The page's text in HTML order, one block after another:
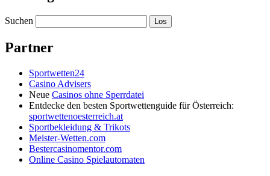
Suchen
Partner
Sportwetten24
Casino Advisers
Neue Casinos ohne Sperrdatei
Entdecke den besten Sportwettenguide für Österreich:
sportwettenoesterreich.at
Sportbekleidung & Trikots
Meister-Wetten.com
Bestercasinomentor.com
Online Casino Spielautomaten